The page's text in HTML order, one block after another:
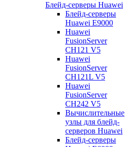
Блейд-серверы Huawei
Блейд-серверы
Huawei E9000
Huawei
FusionServer
CH121 V5
Huawei
FusionServer
CH121L V5
Huawei
FusionServer
CH242 V5
Вычислительные
узлы для блейд-
серверов Huawei
Блейд-серверы